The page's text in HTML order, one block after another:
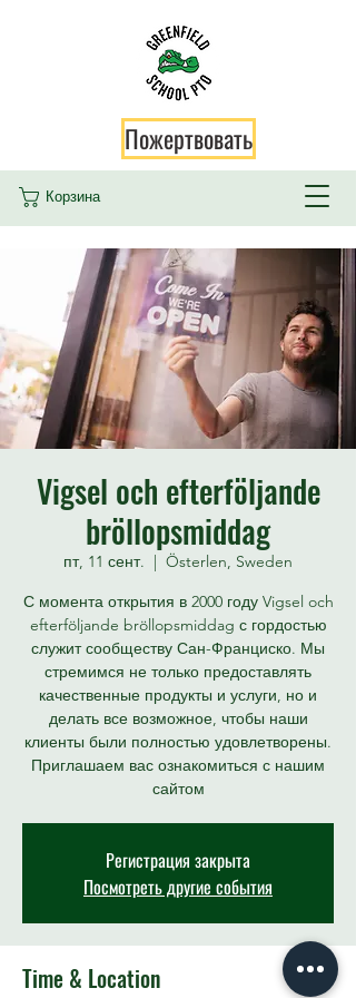
Корзина
Пожертвовать
Vigsel och efterföljande
bröllopsmiddag
пт, 11 сент.
  |
Österlen, Sweden
С момента открытия в 2000 году Vigsel och
efterföljande bröllopsmiddag с гордостью
служит сообществу Сан-Франциско. Мы
стремимся не только предоставлять
качественные продукты и услуги, но и
делать все возможное, чтобы наши
клиенты были полностью удовлетворены.
Приглашаем вас ознакомиться с нашим
сайтом
Регистрация закрыта
Посмотреть другие события
Time & Location